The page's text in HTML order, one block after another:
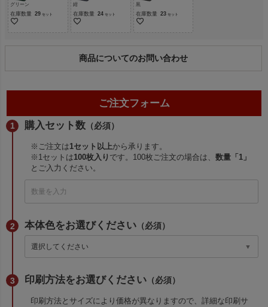
グリーン
在庫数量 29
紺
在庫数量 24
黒
在庫数量 23
商品についてのお問い合わせ
ご注文フォーム
購入セット数 （必須）
※ご注文は1セット以上から承ります。
※1セットは100枚入り です。100枚ご注文の場合は、数量「1」
とご入力ください。
本体色をお選びください （必須）
印刷方法をお選びください （必須）
印刷方法とサイズにより価格が異なりますので、詳細な印刷サ